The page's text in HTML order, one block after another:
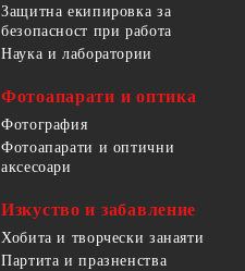
Защитна екипировка за
безопасност при работа
Наука и лаборатории
Фотоапарати и оптика
Фотография
Фотоапарати и оптични
аксесоари
Изкуство и забавление
Хобита и творчески занаяти
Партита и празненства